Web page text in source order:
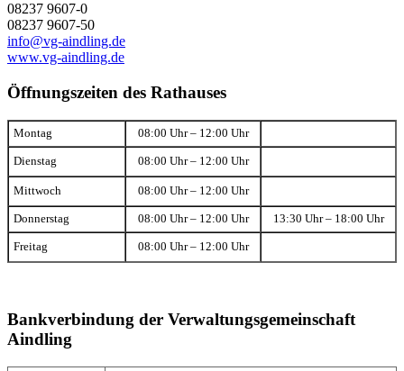
08237 9607-0
08237 9607-50
info@vg-aindling.de
www.vg-aindling.de
Öffnungszeiten des Rathauses
Montag 08:00 Uhr – 12:00 Uhr
Dienstag 08:00 Uhr – 12:00 Uhr
Mittwoch 08:00 Uhr – 12:00 Uhr
Donnerstag 08:00 Uhr – 12:00 Uhr 13:30 Uhr – 18:00 Uhr
Freitag 08:00 Uhr – 12:00 Uhr
Bankverbindung der Verwaltungsgemeinschaft
Aindling